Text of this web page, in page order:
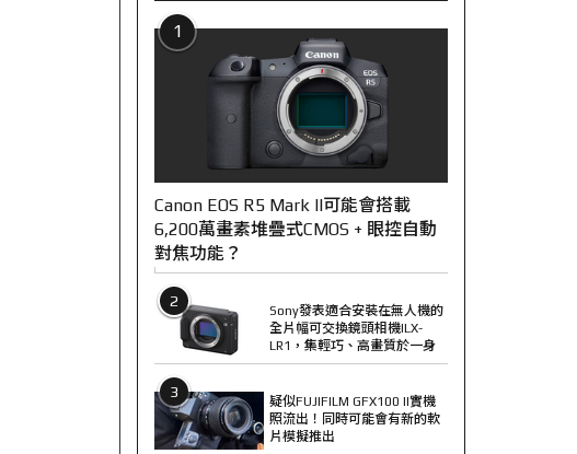
1
Canon EOS R5 Mark II可能會搭載
6,200萬畫素堆疊式CMOS + 眼控自動
對焦功能？
2
Sony發表適合安裝在無人機的
全片幅可交換鏡頭相機ILX-
LR1，集輕巧、高畫質於一身
3
疑似FUJIFILM GFX100 II實機
照流出！同時可能會有新的軟
片模擬推出